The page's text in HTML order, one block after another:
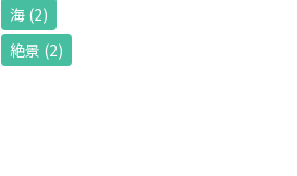
海 (2)
絶景 (2)